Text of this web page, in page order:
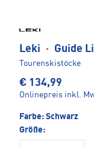
Leki · Guide
Tourenskistöcke
€ 134,99
Onlinepreis inkl.
Farbe: Schwarz
Größe: